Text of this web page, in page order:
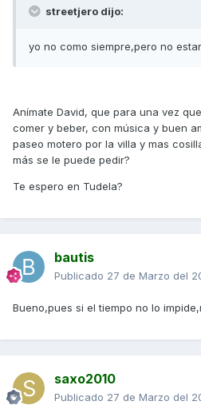
streetjero dijo:
yo no como siempre,pero no
Anímate David, que para una vez
comer y beber, con música y buen
paseo motero por la villa y mas
más se le puede pedir?
Te espero en Tudela?
bautis
Publicado 27 de Marzo del
Bueno,pues si el tiempo no lo
saxo2010
Publicado 27 de Marzo del